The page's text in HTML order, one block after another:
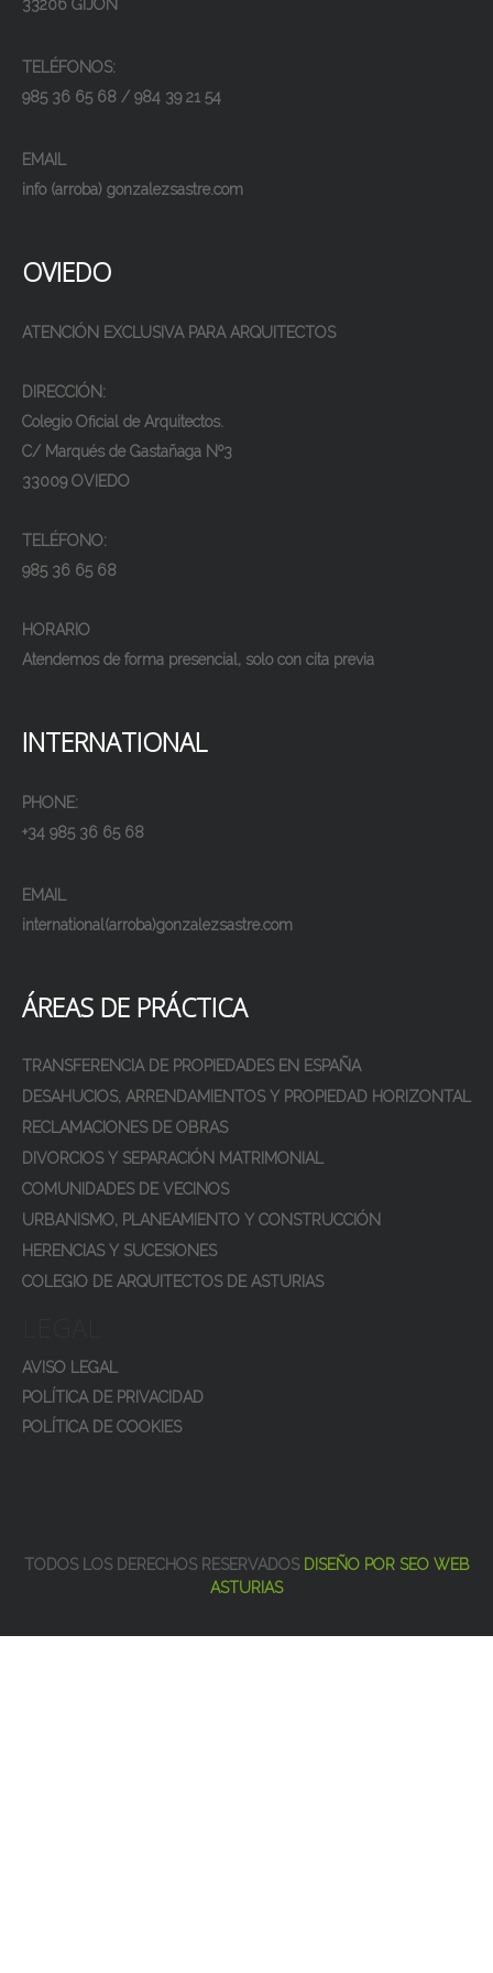
33206 GIJÓN
TELÉFONOS:
985 36 65 68 / 984 39 21 54
EMAIL
info (arroba) gonzalezsastre.com
OVIEDO
ATENCIÓN EXCLUSIVA PARA ARQUITECTOS
DIRECCIÓN:
Colegio Oficial de Arquitectos.
C/ Marqués de Gastañaga Nº3
33009 OVIEDO
TELÉFONO:
985 36 65 68
HORARIO
Atendemos de forma presencial, solo con cita previa
INTERNATIONAL
PHONE:
+34 985 36 65 68
EMAIL
international(arroba)gonzalezsastre.com
ÁREAS DE PRÁCTICA
TRANSFERENCIA DE PROPIEDADES EN ESPAÑA
DESAHUCIOS, ARRENDAMIENTOS Y PROPIEDAD HORIZONTAL
RECLAMACIONES DE OBRAS
DIVORCIOS Y SEPARACIÓN MATRIMONIAL
COMUNIDADES DE VECINOS
URBANISMO, PLANEAMIENTO Y CONSTRUCCIÓN
HERENCIAS Y SUCESIONES
COLEGIO DE ARQUITECTOS DE ASTURIAS
AVISO LEGAL
POLÍTICA DE PRIVACIDAD
POLÍTICA DE COOKIES
TODOS LOS DERECHOS RESERVADOS DISEÑO POR SEO WEB
ASTURIAS